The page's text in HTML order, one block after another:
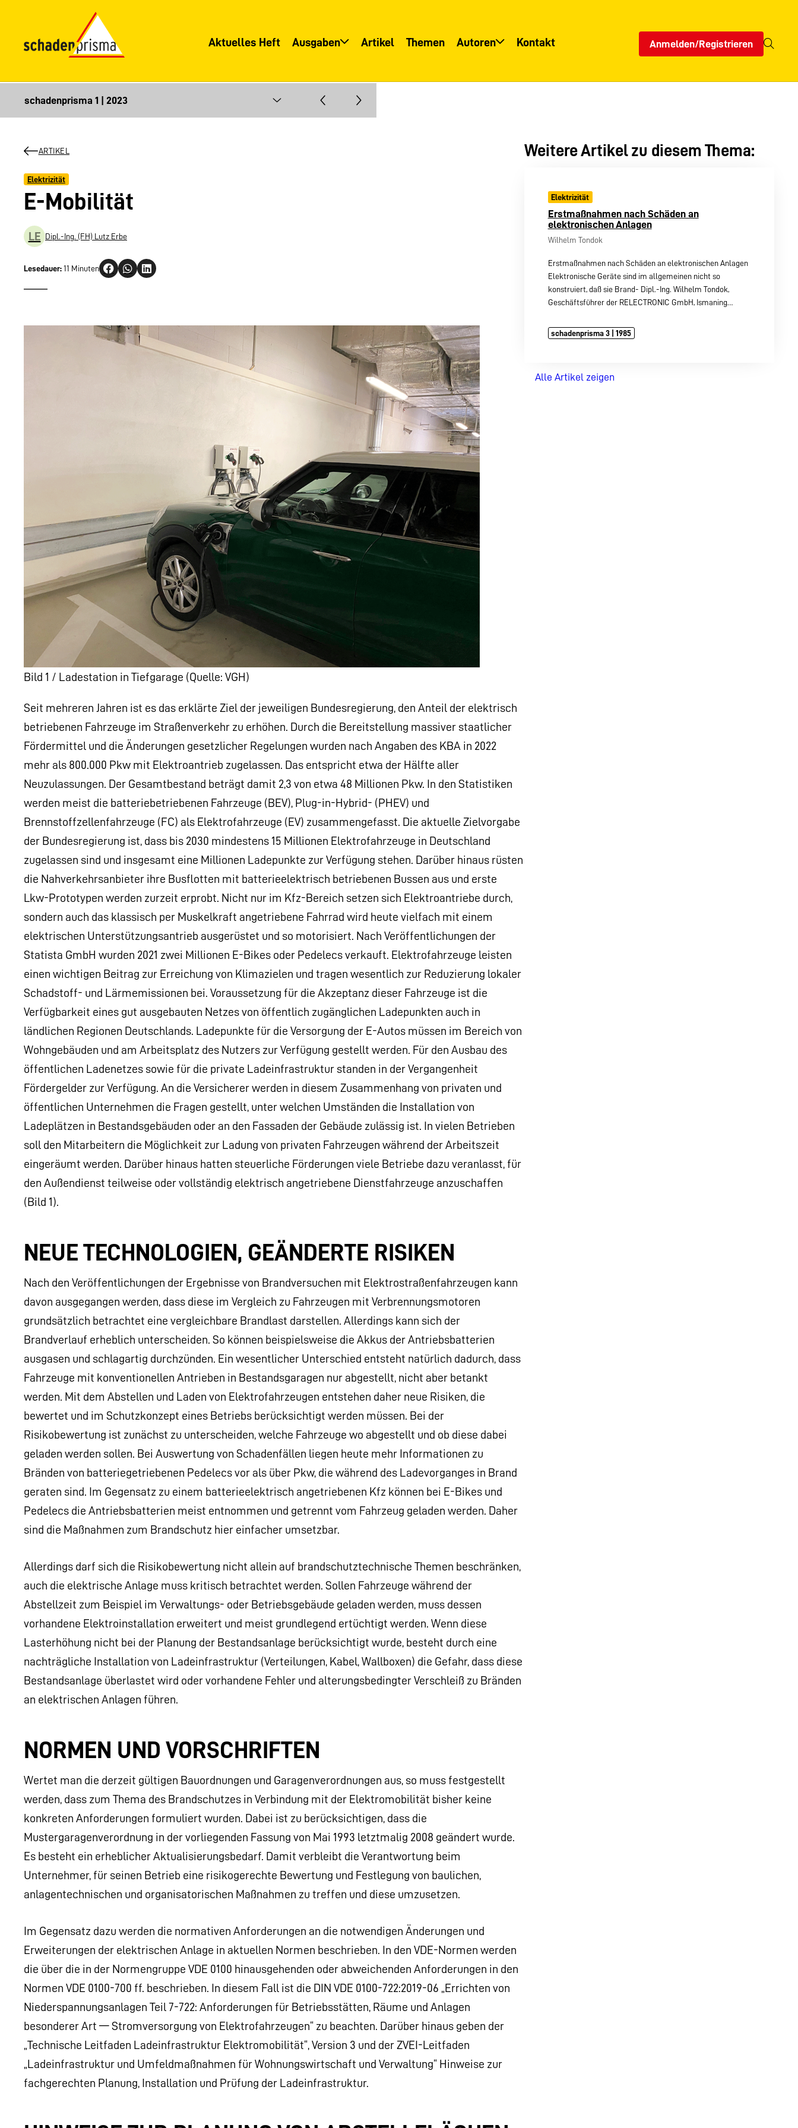
Aktuelles Heft Ausgaben
Informationsservice
Artikel Themen Autoren Kontakt Anmelden/Registrieren
ARTIKEL
Elektrizität
E-Mobilität
LE Dipl.-Ing. (FH) Lutz Erbe
Lesedauer: 11 Minuten
Bild 1 / Ladestation in Tiefgarage (Quelle: VGH)
Seit mehreren Jahren ist es das erklärte Ziel der jeweiligen Bundesregierung, den Anteil der elektrisch
betriebenen Fahrzeuge im Straßenverkehr zu erhöhen. Durch die Bereitstellung massiver staatlicher
Fördermittel und die Änderungen gesetzlicher Regelungen wurden nach Angaben des KBA in 2022
mehr als 800.000 Pkw mit Elektroantrieb zugelassen. Das entspricht etwa der Hälfte aller
Neuzulassungen. Der Gesamtbestand beträgt damit 2,3 von etwa 48 Millionen Pkw. In den Statistiken
werden meist die batteriebetriebenen Fahrzeuge (BEV), Plug-in-Hybrid- (PHEV) und
Brennstoffzellenfahrzeuge (FC) als Elektrofahrzeuge (EV) zusammengefasst. Die aktuelle Zielvorgabe
der Bundesregierung ist, dass bis 2030 mindestens 15 Millionen Elektrofahrzeuge in Deutschland
zugelassen sind und insgesamt eine Millionen Ladepunkte zur Verfügung stehen. Darüber hinaus rüsten
die Nahverkehrsanbieter ihre Busflotten mit batterieelektrisch betriebenen Bussen aus und erste
Lkw-Prototypen werden zurzeit erprobt. Nicht nur im Kfz-Bereich setzen sich Elektroantriebe durch,
sondern auch das klassisch per Muskelkraft angetriebene Fahrrad wird heute vielfach mit einem
elektrischen Unterstützungsantrieb ausgerüstet und so motorisiert. Nach Veröffentlichungen der
Statista GmbH wurden 2021 zwei Millionen E-Bikes oder Pedelecs verkauft. Elektrofahrzeuge leisten
einen wichtigen Beitrag zur Erreichung von Klimazielen und tragen wesentlich zur Reduzierung lokaler
Schadstoff- und Lärmemissionen bei. Voraussetzung für die Akzeptanz dieser Fahrzeuge ist die
Verfügbarkeit eines gut ausgebauten Netzes von öffentlich zugänglichen Ladepunkten auch in
ländlichen Regionen Deutschlands. Ladepunkte für die Versorgung der E-Autos müssen im Bereich von
Wohngebäuden und am Arbeitsplatz des Nutzers zur Verfügung gestellt werden. Für den Ausbau des
öffentlichen Ladenetzes sowie für die private Ladeinfrastruktur standen in der Vergangenheit
Fördergelder zur Verfügung. An die Versicherer werden in diesem Zusammenhang von privaten und
öffentlichen Unternehmen die Fragen gestellt, unter welchen Umständen die Installation von
Ladeplätzen in Bestandsgebäuden oder an den Fassaden der Gebäude zulässig ist. In vielen Betrieben
soll den Mitarbeitern die Möglichkeit zur Ladung von privaten Fahrzeugen während der Arbeitszeit
eingeräumt werden. Darüber hinaus hatten steuerliche Förderungen viele Betriebe dazu veranlasst, für
den Außendienst teilweise oder vollständig elektrisch angetriebene Dienstfahrzeuge anzuschaffen
(Bild 1).
NEUE TECHNOLOGIEN, GEÄNDERTE RISIKEN
Nach den Veröffentlichungen der Ergebnisse von Brandversuchen mit Elektrostraßenfahrzeugen kann
davon ausgegangen werden, dass diese im Vergleich zu Fahrzeugen mit Verbrennungsmotoren
grundsätzlich betrachtet eine vergleichbare Brandlast darstellen. Allerdings kann sich der
Brandverlauf erheblich unterscheiden. So können beispielsweise die Akkus der Antriebsbatterien
ausgasen und schlagartig durchzünden. Ein wesentlicher Unterschied entsteht natürlich dadurch, dass
Fahrzeuge mit konventionellen Antrieben in Bestandsgaragen nur abgestellt, nicht aber betankt
werden. Mit dem Abstellen und Laden von Elektrofahrzeugen entstehen daher neue Risiken, die
bewertet und im Schutzkonzept eines Betriebs berücksichtigt werden müssen. Bei der
Risikobewertung ist zunächst zu unterscheiden, welche Fahrzeuge wo abgestellt und ob diese dabei
geladen werden sollen. Bei Auswertung von Schadenfällen liegen heute mehr Informationen zu
Bränden von batteriegetriebenen Pedelecs vor als über Pkw, die während des Ladevorganges in Brand
geraten sind. Im Gegensatz zu einem batterieelektrisch angetriebenen Kfz können bei E-Bikes und
Pedelecs die Antriebsbatterien meist entnommen und getrennt vom Fahrzeug geladen werden. Daher
sind die Maßnahmen zum Brandschutz hier einfacher umsetzbar.
Allerdings darf sich die Risikobewertung nicht allein auf brandschutztechnische Themen beschränken,
auch die elektrische Anlage muss kritisch betrachtet werden. Sollen Fahrzeuge während der
Abstellzeit zum Beispiel im Verwaltungs- oder Betriebsgebäude geladen werden, muss dessen
vorhandene Elektroinstallation erweitert und meist grundlegend ertüchtigt werden. Wenn diese
Lasterhöhung nicht bei der Planung der Bestandsanlage berücksichtigt wurde, besteht durch eine
nachträgliche Installation von Ladeinfrastruktur (Verteilungen, Kabel, Wallboxen) die Gefahr, dass diese
Bestandsanlage überlastet wird oder vorhandene Fehler und alterungsbedingter Verschleiß zu Bränden
an elektrischen Anlagen führen.
NORMEN UND VORSCHRIFTEN
Wertet man die derzeit gültigen Bauordnungen und Garagenverordnungen aus, so muss festgestellt
werden, dass zum Thema des Brandschutzes in Verbindung mit der Elektromobilität bisher keine
konkreten Anforderungen formuliert wurden. Dabei ist zu berücksichtigen, dass die
Mustergaragenverordnung in der vorliegenden Fassung von Mai 1993 letztmalig 2008 geändert wurde.
Es besteht ein erheblicher Aktualisierungsbedarf. Damit verbleibt die Verantwortung beim
Unternehmer, für seinen Betrieb eine risikogerechte Bewertung und Festlegung von baulichen,
anlagentechnischen und organisatorischen Maßnahmen zu treffen und diese umzusetzen.
Im Gegensatz dazu werden die normativen Anforderungen an die notwendigen Änderungen und
Erweiterungen der elektrischen Anlage in aktuellen Normen beschrieben. In den VDE-Normen werden
die über die in der Normengruppe VDE 0100 hinausgehenden oder abweichenden Anforderungen in den
Normen VDE 0100-700 ff. beschrieben. In diesem Fall ist die DIN VDE 0100-722:2019-06 „Errichten von
Niederspannungsanlagen Teil 7-722: Anforderungen für Betriebsstätten, Räume und Anlagen
besonderer Art — Stromversorgung von Elektrofahrzeugen“ zu beachten. Darüber hinaus geben der
„Technische Leitfaden Ladeinfrastruktur Elektromobilität“, Version 3 und der ZVEI-Leitfaden
„Ladeinfrastruktur und Umfeldmaßnahmen für Wohnungswirtschaft und Verwaltung“ Hinweise zur
fachgerechten Planung, Installation und Prüfung der Ladeinfrastruktur.
Weitere Artikel zu diesem Thema:
Elektrizität
Erstmaßnahmen nach Schäden an
elektronischen Anlagen
Wilhelm Tondok
Erstmaßnahmen nach Schäden an elektronischen Anlagen
Elektronische Geräte sind im allgemeinen nicht so
konstruiert, daß sie Brand- Dipl.-Ing. Wilhelm Tondok,
Geschäftsführer der RELECTRONIC GmbH, Ismaning…
schadenprisma 3 | 1985
Alle Artikel zeigen